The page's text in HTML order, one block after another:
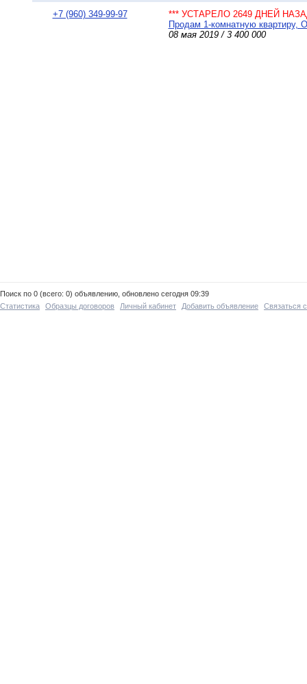
+7 (960) 349-99-97
*** УСТАРЕЛО 2649 ДНЕЙ
Продам 1-комнатную квартиру,
08 мая 2019 / 3 400 000
Поиск по 0 (всего: 0) объявлению, обновлено сегодня 09:39
Статистика
Образцы договоров Личный кабинет Добавить объявление Связаться